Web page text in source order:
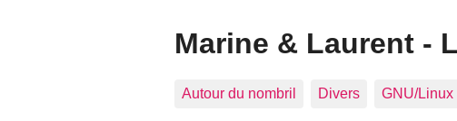
Marine & Laurent -
Autour du nombril Divers GNU/Linux